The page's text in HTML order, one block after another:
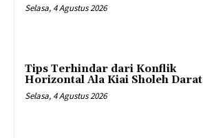
Selasa, 4 Agustus 2026
Tips Terhindar dari Konflik
Horizontal Ala Kiai Sholeh Darat
Selasa, 4 Agustus 2026